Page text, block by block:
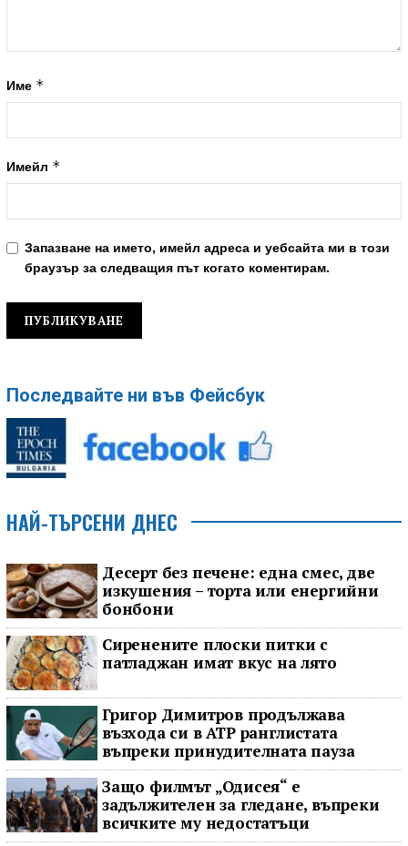
Име *
Имейл *
Запазване на името, имейл адреса и уебсайта ми в този
браузър за следващия път когато коментирам.
Последвайте ни във Фейсбук
НАЙ-ТЪРСЕНИ ДНЕС
Десерт без печене: една смес, две
изкушения – торта или енергийни
бонбони
Сиренените плоски питки с
патладжан имат вкус на лято
Григор Димитров продължава
възхода си в ATP ранглистата
въпреки принудителната пауза
Защо филмът „Одисея“ е
задължителен за гледане, въпреки
всичките му недостатъци